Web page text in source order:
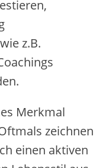
z.B.
Merkmal
zeichnen
e‬inen aktiven